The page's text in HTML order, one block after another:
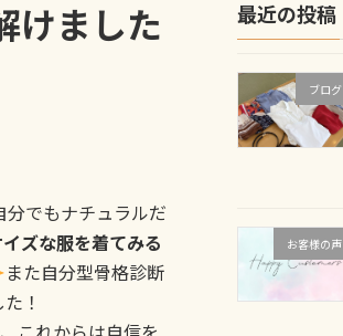
けました
分でもナチュラルだ
ズな服を着てみる
また自分型骨格診断
！
最近の投稿
ブログ
お客様の声